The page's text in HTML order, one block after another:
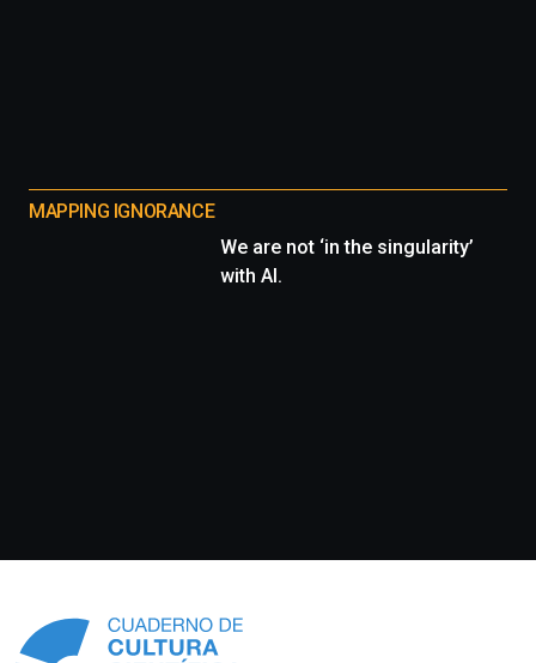
MAPPING IGNORANCE
We are not ‘in the singularity’
with AI.